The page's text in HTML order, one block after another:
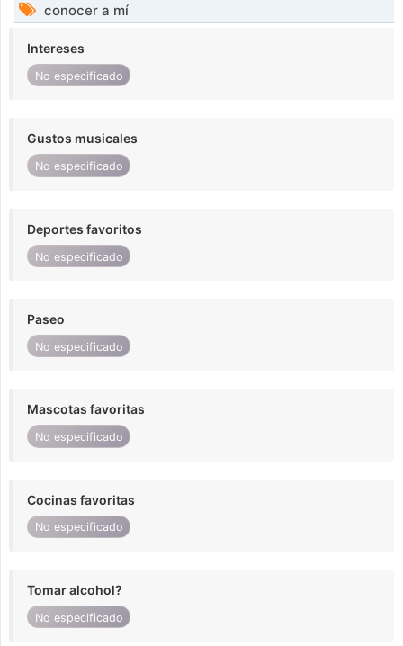
conocer a mí
Intereses
No especificado
Gustos musicales
No especificado
Deportes favoritos
No especificado
Paseo
No especificado
Mascotas favoritas
No especificado
Cocinas favoritas
No especificado
Tomar alcohol?
No especificado